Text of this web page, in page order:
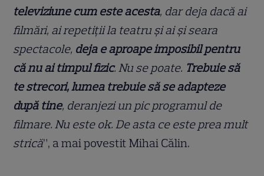
televiziune cum este acesta, dar deja dacă ai
filmări, ai repetiții la teatru și ai și seara
spectacole, deja e aproape imposibil pentru
că nu ai timpul fizic. Nu se poate. Trebuie să
te strecori, lumea trebuie să se adapteze
după tine, deranjezi un pic programul de
filmare. Nu este ok. De asta ce este prea mult
strică”, a mai povestit Mihai Călin.